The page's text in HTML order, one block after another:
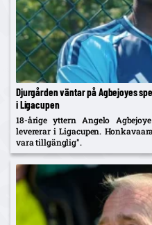
Djurgården väntar på Agbejoyes
i Ligacupen
18-årige yttern Angelo
levererar i Ligacupen.
vara tillgänglig".